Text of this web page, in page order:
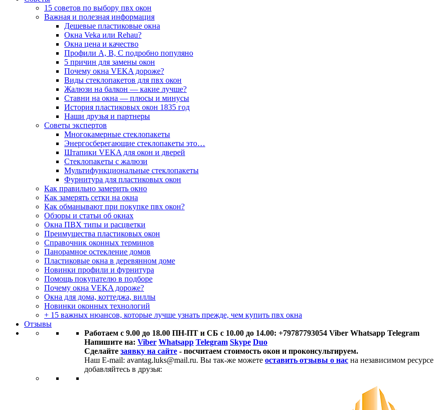
15 советов по выбору пвх окон
Важная и полезная информация
Дешевые пластиковые окна
Окна Veka или Rehau?
Окна цена и качество
Профили А, В, С подробно популяно
5 причин для замены окон
Почему окна VEKA дороже?
Виды стеклопакетов для пвх окон
Жалюзи на балкон — какие лучше?
Ставни на окна — плюсы и минусы
История пластиковых окон 1835 год
Наши друзья и партнеры
Советы экспертов
Многокамерные стеклопакеты
Энергосберегающие стеклопакеты это…
Штапики VEKA для окон и дверей
Стеклопакеты с жалюзи
Мультифункциональные стеклопакеты
Фурнитура для пластиковых окон
Как правильно замерить окно
Как замерять сетки на окна
Как обманывают при покупке пвх окон?
Обзоры и статьи об окнах
Окна ПВХ типы и расцветки
Преимущества пластиковых окон
Справочник оконных терминов
Панорамное остекление домов
Пластиковые окна в деревянном доме
Новинки профили и фурнитура
Помощь покупателю в подборе
Почему окна VEKA дороже?
Окна для дома, коттеджа, виллы
Новинки оконных технологий
+ 15 важных нюансов, которые лучше узнать прежде, чем купить пвх окна
Отзывы
Работаем с 9.00 до 18.00 ПН-ПТ и СБ с 10.00 до 14.00: +79787793054 Viber Whatsapp Telegram
Напишите на: Viber Whatsapp Telegram Skype Duo
Сделайте заявку на сайте - посчитаем стоимость окон и проконсультируем.
Наш E-mail: avantag.luks@mail.ru. Вы так-же можете оставить отзывы о нас на независимом ресурсе
добавляйтесь в друзья: